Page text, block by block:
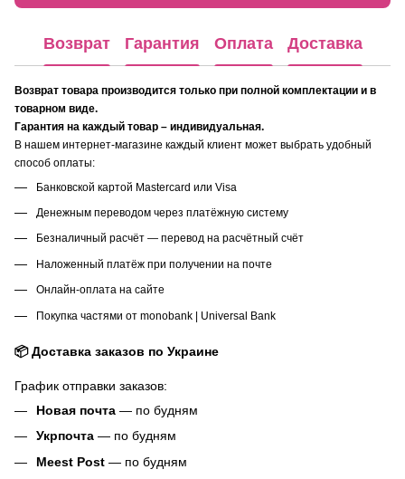
Возврат Гарантия Оплата Доставка
Возврат товара производится только при полной комплектации и в
товарном виде.
Гарантия на каждый товар – индивидуальная.
В нашем интернет-магазине каждый клиент может выбрать удобный
способ оплаты:
Банковской картой Mastercard или Visa
Денежным переводом через платёжную систему
Безналичный расчёт — перевод на расчётный счёт
Наложенный платёж при получении на почте
Онлайн-оплата на сайте
Покупка частями от monobank | Universal Bank
📦 Доставка заказов по Украине
График отправки заказов:
Новая почта — по будням
Укрпочта — по будням
Meest Post — по будням